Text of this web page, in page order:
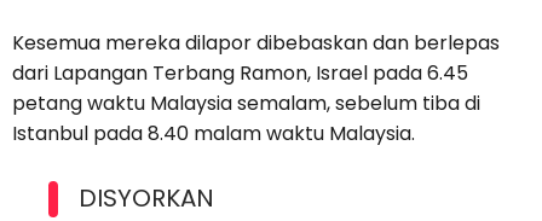
Kesemua mereka dilapor dibebaskan dan berlepas
dari Lapangan Terbang Ramon, Israel pada 6.45
petang waktu Malaysia semalam, sebelum tiba di
Istanbul pada 8.40 malam waktu Malaysia.
DISYORKAN